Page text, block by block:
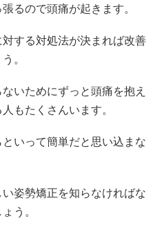
るので頭痛が起きます。
する対処法が決まれば改善
。
いためにずっと頭痛を抱え
もたくさんいます。
いって簡単だと思い込まな
姿勢矯正を知らなければな
う。